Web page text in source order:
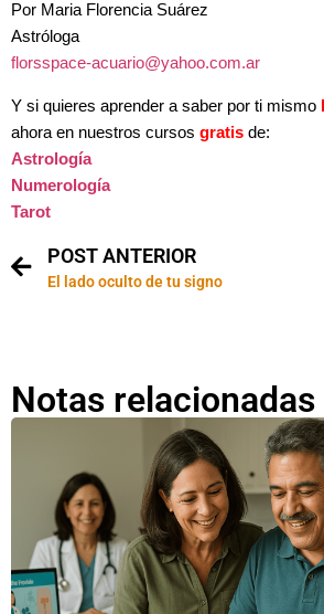
Por Maria Florencia Suárez
Astróloga
florsspace-acuario@yahoo.com.ar
Y si quieres aprender a saber por ti mismo
ahora en nuestros cursos gratis de:
Astrología
Numerología
Tarot
POST ANTERIOR
El lado oculto de tu signo
Notas relacionadas